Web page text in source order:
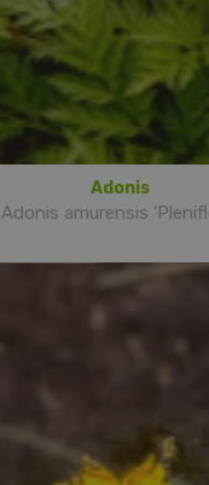
Adonis
Adonis amurensis